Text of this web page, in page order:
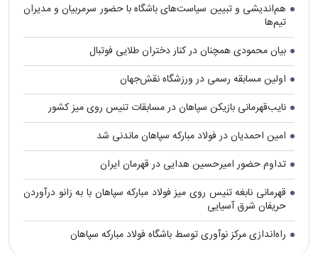
هم‌اندیشی و تبیین سیاست‌های باشگاه با حضور سرمربیان و مدیران
تیم‌ها
بیان محمودی همچنان در کنار دختران طلایی فوتبال
اولین مسابقه رسمی در ورزشگاه نقش‌جهان
نایب‌قهرمانی بازیکن سپاهان در مسابقات تنیس روی میز کشور
امین احمدیان در فولاد مبارکه سپاهان ماندنی شد
تداوم حضور امیرحسین هدایی در قهرمان ایران
قهرمانی نابغه تنیس روی میز فولاد مبارکه سپاهان با به زانو درآوردن
حریفان شرق آسیایی
راه‌اندازی مرکز نوآوری توسط باشگاه فولاد مبارکه سپاهان